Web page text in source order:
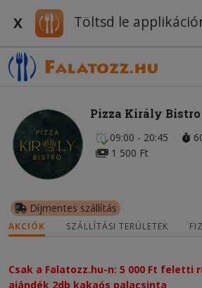
X Töltsd le
Pizza Király Bistro
09:00 - 20:45
1 500 Ft
Díjmentes szállítás
AKCIÓK SZÁLLÍTÁSI TERÜLETEK
Csak a Falatozz.hu-n: 5 000 Ft feletti
ajándék 2db kakaós palacsinta